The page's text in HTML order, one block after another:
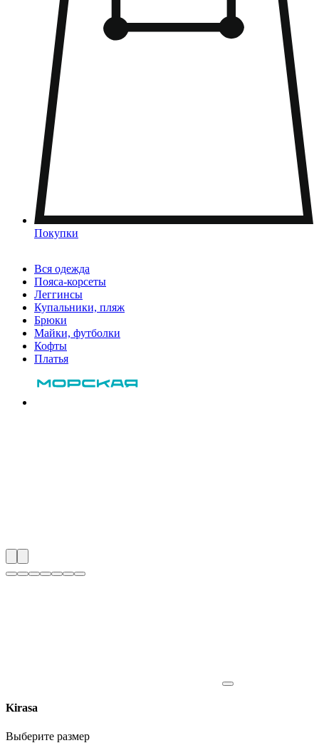
Покупки
Вся одежда
Пояса-корсеты
Леггинсы
Купальники, пляж
Брюки
Майки, футболки
Кофты
Платья
Kirasa
Выберите размер